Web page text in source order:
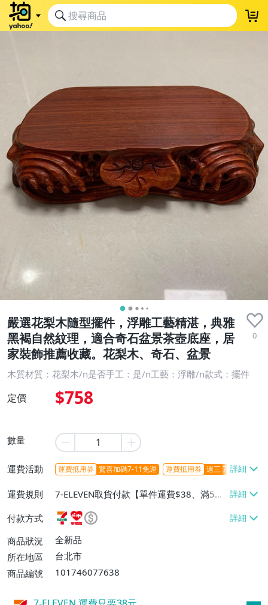
嚴選花梨木隨型擺件，浮雕工藝精湛，典雅
黑褐自然紋理，適合奇石盆景茶壺底座，居
家裝飾推薦收藏。花梨木、奇石、盆景
0
木質材質：花梨木/n是否手工：是/n工藝：浮雕/n款式：擺件
定價 $758
數量
運費活動 運費抵用券 驚喜加碼7-11免運 運費抵用券 週三 7-11取貨不
運費規則
7-ELEVEN取貨付款【單件運費$38、滿5件
或消費滿$1298免運費】、7-ELEVEN取貨
不付款【免運費】、萊爾富取貨付款【單件
運費$60、滿5件或消費滿$1298免運
費】、宅配/貨運【單件運費$120、滿5件
付款方式
商品狀況
全新品
所在地區
台北市
商品編號
101746077638